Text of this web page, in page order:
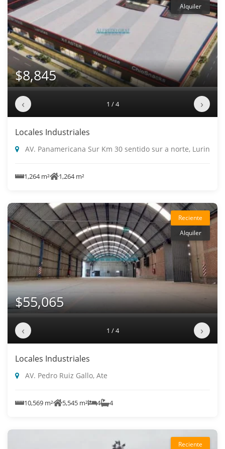
Alquiler
$8,845
‹ 1 / 4 ›
Locales Industriales
AV. Panamericana Sur Km 30 sentido sur a norte, Lurin
1,264 m² 1,264 m²
Reciente
Alquiler
$55,065
‹ 1 / 4 ›
Locales Industriales
AV. Pedro Ruiz Gallo, Ate
10,569 m² 5,545 m² 4 4
Reciente